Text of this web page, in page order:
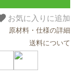
お気に入りに追加
原材料・仕様の詳細
送料について